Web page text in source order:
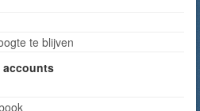
te blijven
accounts